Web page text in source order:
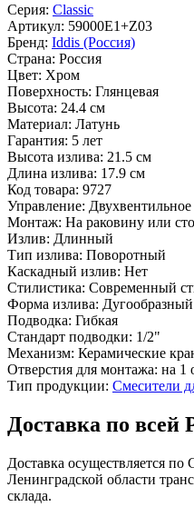
Серия: Classic
Артикул: 59000E1+Z03
Бренд: Iddis (Россия)
Страна: Россия
Цвет: Хром
Поверхность: Глянцевая
Высота: 24.4 см
Материал: Латунь
Гарантия: 5 лет
Высота излива: 21.5 см
Длина излива: 17.9 см
Код товара: 9727
Управление: Двухвентильное
Монтаж: На раковину или
Излив: Длинный
Тип излива: Поворотный
Каскадный излив: Нет
Стилистика: Современный
Форма излива: Дугообразный
Подводка: Гибкая
Стандарт подводки: 1/2"
Механизм: Керамические
Отверстия для монтажа: на 1
Тип продукции: Смесители
Доставка по всей
Доставка осуществляется по
Ленинградской области
склада.